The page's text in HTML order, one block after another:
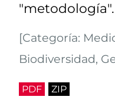
[Categoría:
Biodiversidad,
PDF ZIP